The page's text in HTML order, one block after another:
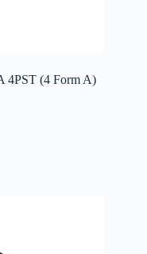
4PST (4 Form A)